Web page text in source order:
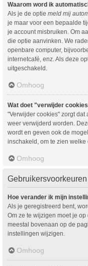
Waarom word ik
Als je de optie meld mij
je maar voor een bepaalde
je account misbruiken. Om
die optie aanvinken. We
openbare computer,
internetcafé, enz. Als deze
uitgeschakeld.
Omhoog
Wat doet "verwijder
"Verwijder cookies" zorgt dat
weer verwijderd worden.
wordt en geven ook de
inschakeld, om te zien
Omhoog
Hoe verander ik mijn
Als je geregistreerd bent,
Om ze te wijzigen moet je op
meestal bovenaan op de
instellingen wijzigen.
Omhoog